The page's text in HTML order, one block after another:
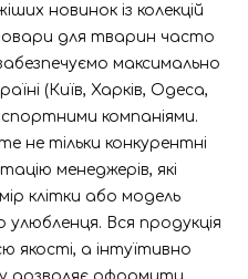
новинок із колекцій
для тварин часто
максимально
(Київ, Харків, Одеса,
компаніями.
не тільки конкурентні
менеджерів, які
клітки або модель
Вся продукція
якості, а інтуїтивно